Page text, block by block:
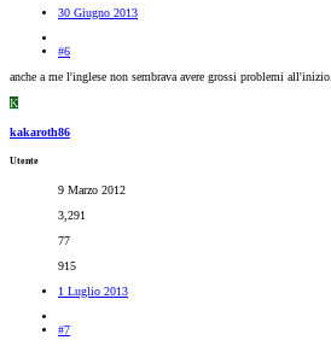
30 Giugno 2013
#6
anche a me l'inglese non sembrava avere grossi problemi all'inizio.
K
kakaroth86
Utente
9 Marzo 2012
3,291
77
915
1 Luglio 2013
#7